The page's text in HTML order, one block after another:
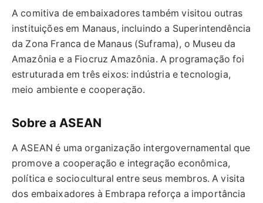
A comitiva de embaixadores também visitou outras
instituições em Manaus, incluindo a Superintendência
da Zona Franca de Manaus (Suframa), o Museu da
Amazônia e a Fiocruz Amazônia. A programação foi
estruturada em três eixos: indústria e tecnologia,
meio ambiente e cooperação.
Sobre a ASEAN
A ASEAN é uma organização intergovernamental que
promove a cooperação e integração econômica,
política e sociocultural entre seus membros. A visita
dos embaixadores à Embrapa reforça a importância